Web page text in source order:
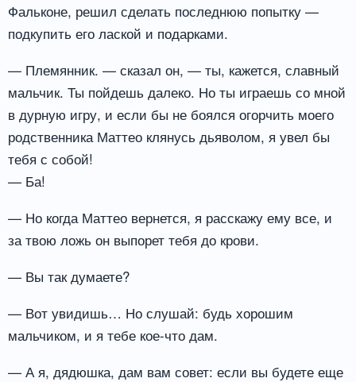
Фальконе, решил сделать последнюю попытку —
подкупить его лаской и подарками.
— Племянник. — сказал он, — ты, кажется, славный
мальчик. Ты пойдешь далеко. Но ты играешь со мной
в дурную игру, и если бы не боялся огорчить моего
родственника Маттео клянусь дьяволом, я увел бы
тебя с собой!
— Ба!
— Но когда Маттео вернется, я расскажу ему все, и
за твою ложь он выпорет тебя до крови.
— Вы так думаете?
— Вот увидишь… Но слушай: будь хорошим
мальчиком, и я тебе кое-что дам.
— А я, дядюшка, дам вам совет: если вы будете еще